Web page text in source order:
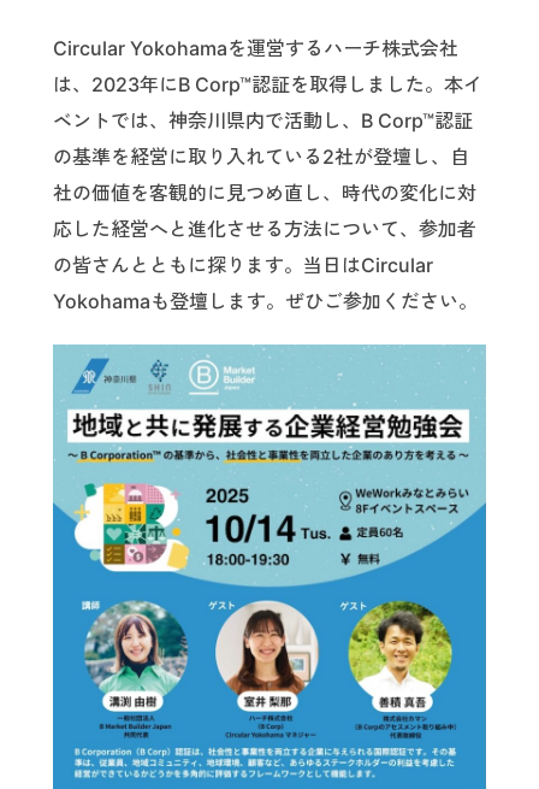
Circular Yokohamaを運営するハーチ株式会社
は、2023年にB Corp™認証を取得しました。本イ
ベントでは、神奈川県内で活動し、B Corp™認証
の基準を経営に取り入れている2社が登壇し、自
社の価値を客観的に見つめ直し、時代の変化に対
応した経営へと進化させる方法について、参加者
の皆さんとともに探ります。当日はCircular
Yokohamaも登壇します。ぜひご参加ください。